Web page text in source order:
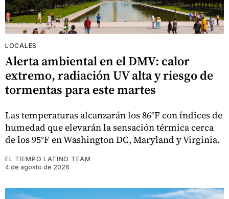
LOCALES
Alerta ambiental en el DMV: calor
extremo, radiación UV alta y riesgo de
tormentas para este martes
Las temperaturas alcanzarán los 86°F con índices de
humedad que elevarán la sensación térmica cerca
de los 95°F en Washington DC, Maryland y Virginia.
EL TIEMPO LATINO TEAM
4 de agosto de 2026